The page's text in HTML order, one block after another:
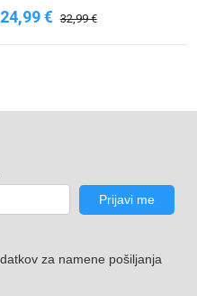
24,99 €32,99 €